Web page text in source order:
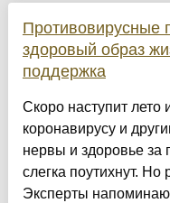
Противовирусные
здоровый образ
поддержка
Скоро наступит лето
коронавирусу и
нервы и здоровье
слегка поутихнут. Но
Эксперты